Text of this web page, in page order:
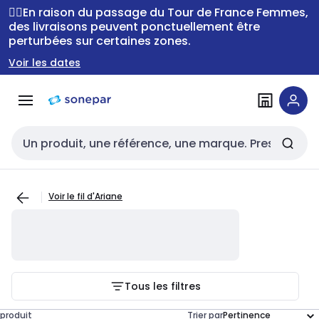
Passer à la
navigation
Passer
au
contenu
🚴‍♂️En raison du passage du Tour de France Femmes,
des livraisons peuvent ponctuellement être
perturbées sur certaines zones.
Voir les dates
Entrée de recherche
Voir le fil d'Ariane
Tous les filtres
produit Trier par